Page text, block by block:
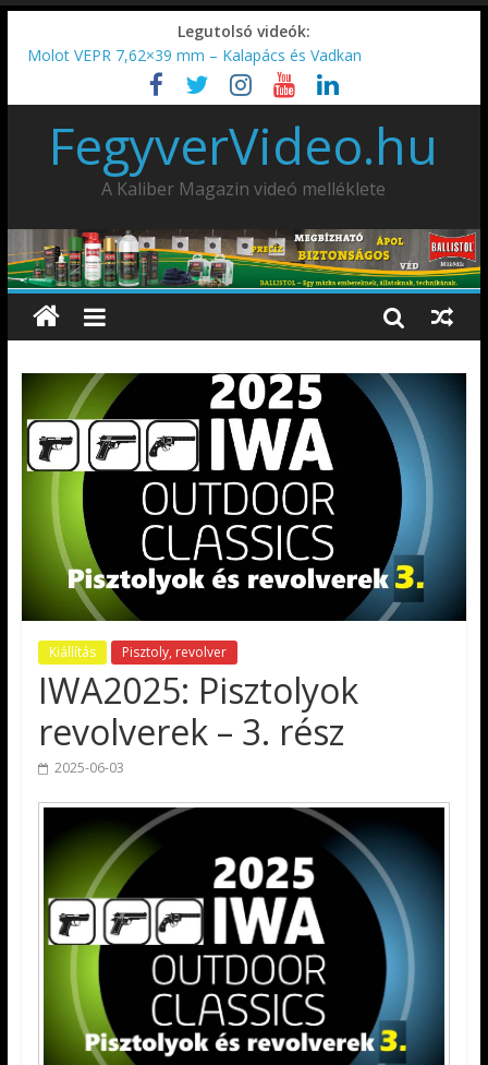
Legutolsó videók:
Molot VEPR 7,62×39 mm – Kalapács és Vadkan
IDÉN IS INDUL: Fegyvertervező- és gyártó szakmérnöki,
illetve szakspecialista képzés!!!
IWA2026 – Puskák 1. rész
Ardesa Patriot “FAPADOS” .45 elöltöltő perkussziós pisztoly
AMD-65 oktató METSZET
FegyverVideo.hu
A Kaliber Magazin videó melléklete
Kiállítás Pisztoly, revolver
IWA2025: Pisztolyok
revolverek – 3. rész
2025-06-03